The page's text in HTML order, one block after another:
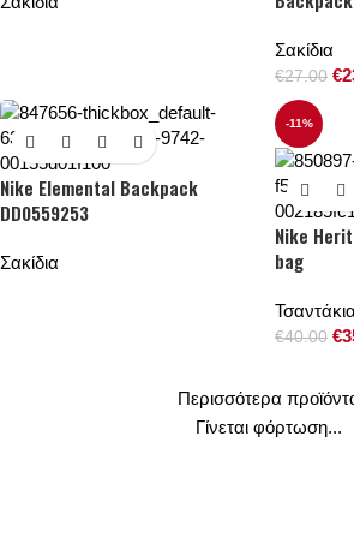
Σακίδια
€27.00 €
Nike Elemental Backpack
DD0559253
Σακίδια
-11%
Nike
bag
€40.00 €
Περισσότερα
Γίνεται φόρτωση...